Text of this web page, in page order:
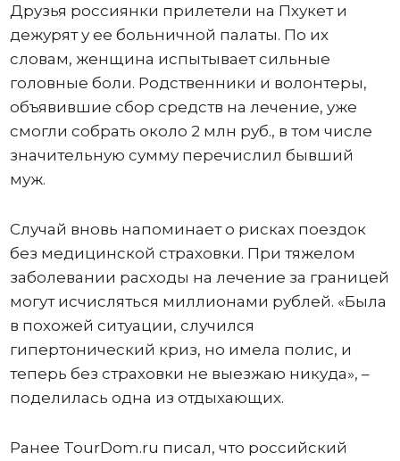
Друзья россиянки прилетели на Пхукет и
дежурят у ее больничной палаты. По их
словам, женщина испытывает сильные
головные боли. Родственники и волонтеры,
объявившие сбор средств на лечение, уже
смогли собрать около 2 млн руб., в том числе
значительную сумму перечислил бывший
муж.
Случай вновь напоминает о рисках поездок
без медицинской страховки. При тяжелом
заболевании расходы на лечение за границей
могут исчисляться миллионами рублей. «Была
в похожей ситуации, случился
гипертонический криз, но имела полис, и
теперь без страховки не выезжаю никуда», –
поделилась одна из отдыхающих.
Ранее TourDom.ru писал, что российский